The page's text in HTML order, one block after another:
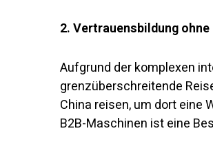
2. Vertrauensbildung
Aufgrund der komplexen
grenzüberschreitende
China reisen, um dort eine
B2B-Maschinen ist eine